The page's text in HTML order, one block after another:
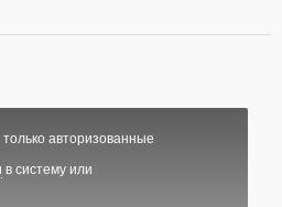
авторизованные
в систему или